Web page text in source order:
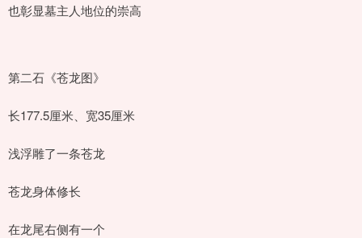
也彰显墓主人地位的崇高
第二石《苍龙图》
长177.5厘米、宽35厘米
浅浮雕了一条苍龙
苍龙身体修长
在龙尾右侧有一个